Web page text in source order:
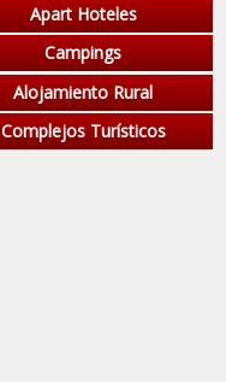
Apart Hoteles
Campings
Alojamiento Rural
Complejos Turísticos